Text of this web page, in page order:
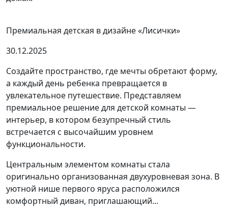
Премиальная детская в дизайне «Лисички»
30.12.2025
Создайте пространство, где мечты обретают форму,
а каждый день ребенка превращается в
увлекательное путешествие. Представляем
премиальное решение для детской комнаты —
интерьер, в котором безупречный стиль
встречается с высочайшим уровнем
функциональности.
Центральным элементом комнаты стала
оригинально организованная двухуровневая зона. В
уютной нише первого яруса расположился
комфортный диван, приглашающий...